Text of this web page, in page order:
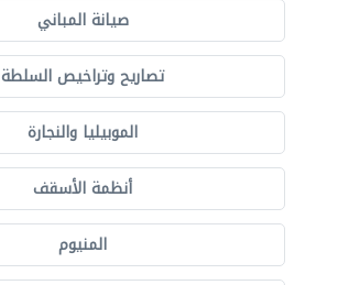
صيانة المباني
تصاريح وتراخيص السلطة
الموبيليا والنجارة
أنظمة الأسقف
المنيوم